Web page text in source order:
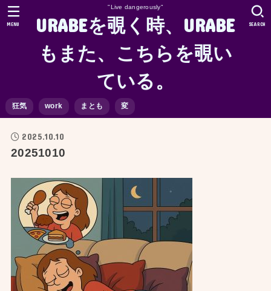
"Live dangerously"
URABEを覗く時、URABE
もまた、こちらを覗い
ている。
狂気 work まとも 変
SEARCH
MENU
2025.10.10
20251010